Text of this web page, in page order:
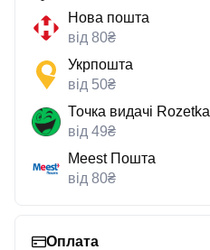
Нова пошта
від 80₴
Укрпошта
від 50₴
Точка видачі Rozetka
від 49₴
Meest Пошта
від 80₴
Оплата